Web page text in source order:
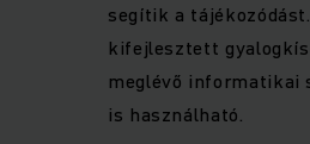
segítik a
kifejlesztett
meglévő informatikai
is használható.